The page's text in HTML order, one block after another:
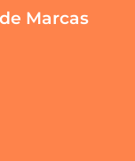
Marcas